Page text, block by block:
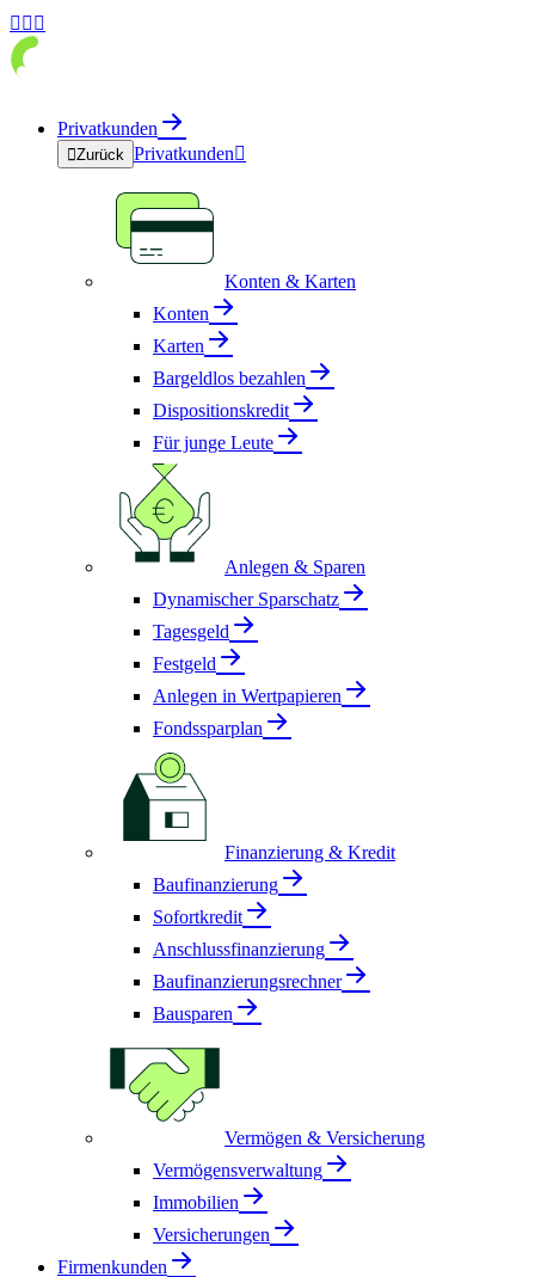
  
Privatkunden
Zurück Privatkunden
Konten & Karten
Konten
Karten
Bargeldlos bezahlen
Dispositionskredit
Für junge Leute
Anlegen & Sparen
Dynamischer Sparschatz
Tagesgeld
Festgeld
Anlegen in Wertpapieren
Fondssparplan
Finanzierung & Kredit
Baufinanzierung
Sofortkredit
Anschlussfinanzierung
Baufinanzierungsrechner
Bausparen
Vermögen & Versicherung
Vermögensverwaltung
Immobilien
Versicherungen
Firmenkunden